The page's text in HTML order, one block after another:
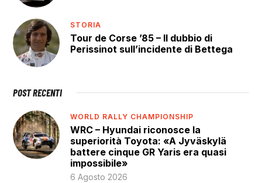
STORIA
Tour de Corse ’85 – Il dubbio di
Perissinot sull’incidente di Bettega
POST RECENTI
WORLD RALLY CHAMPIONSHIP
WRC – Hyundai riconosce la
superiorità Toyota: «A Jyväskylä
battere cinque GR Yaris era quasi
impossibile»
6 Agosto 2026